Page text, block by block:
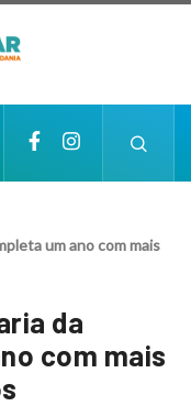
um ano com mais
da
com mais